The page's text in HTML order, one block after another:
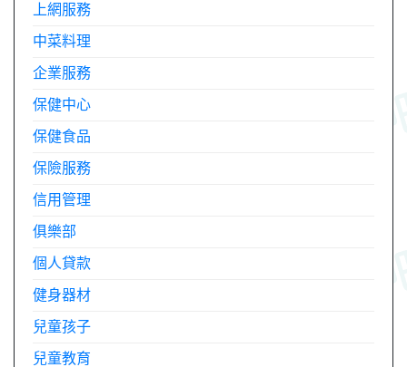
上網服務
中菜料理
企業服務
保健中心
保健食品
保險服務
信用管理
俱樂部
個人貸款
健身器材
兒童孩子
兒童教育